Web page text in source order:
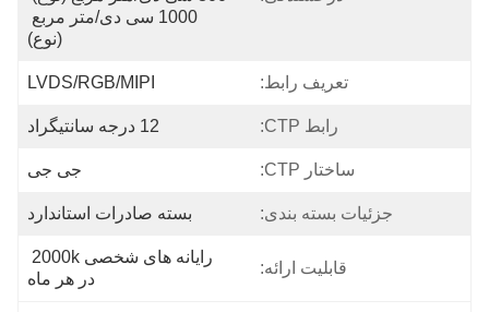
(نوع)
تعریف رابط: LVDS/RGB/MIPI
رابط CTP: 12 درجه سانتیگراد
ساختار CTP: جی جی
جزئیات بسته بندی: بسته صادرات استاندارد
قابلیت ارائه:
در هر ماه